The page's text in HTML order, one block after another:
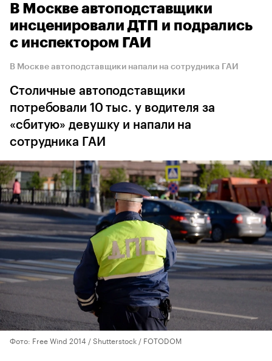
В Москве автоподставщики
инсценировали ДТП и подрались
с инспектором ГАИ
В Москве автоподставщики напали на сотрудника ГАИ
Столичные автоподставщики
потребовали 10 тыс. у водителя за
«сбитую» девушку и напали на
сотрудника ГАИ
Фото: Free Wind 2014 / Shutterstock / FOTODOM